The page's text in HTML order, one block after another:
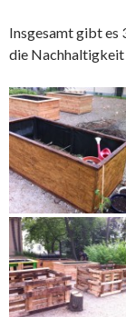
Insgesamt gibt es
die Nachhaltigkeit